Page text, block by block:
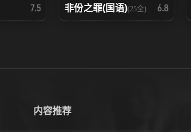
7.5 非份之罪(国语)(25全) 6.8
内容推荐